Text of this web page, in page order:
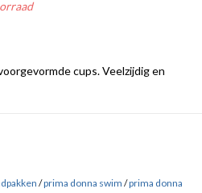
cups. Veelzijdig en
/prima donna swim /prima donna